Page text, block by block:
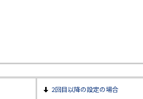
2回目以降の設定の場合